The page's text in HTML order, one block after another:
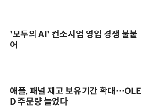
'모두의 AI' 컨소시엄 영입 경쟁 불붙
어
애플, 패널 재고 보유기간 확대…OLE
D 주문량 늘었다